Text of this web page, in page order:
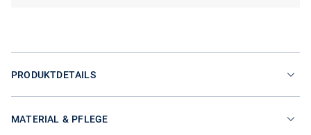
PRODUKTDETAILS
MATERIAL & PFLEGE